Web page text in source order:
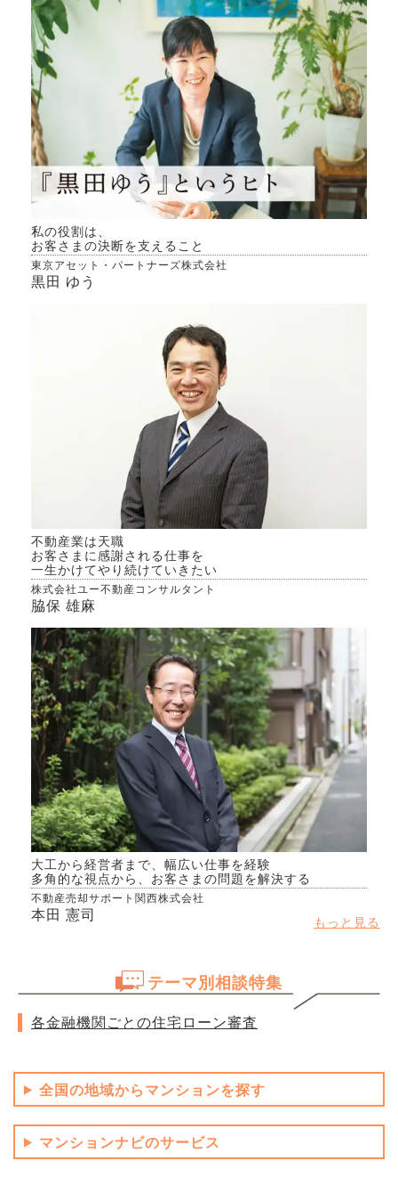
り維
です
件の
かな
現在
賃貸
賃料
の協
私の役割は、
お客さまの決断を支えること
東京アセット・パートナーズ株式会社
黒田 ゆう
不動産業は天職
お客さまに感謝される仕事を
一生かけてやり続けていきたい
株式会社ユー不動産コンサルタント
脇保 雄麻
大工から経営者まで、幅広い仕事を経験
多角的な視点から、お客さまの問題を解決する
不動産売却サポート関西株式会社
本田 憲司 もっと見る
テーマ別相談特集
各金融機関ごとの住宅ローン審査
全国の地域からマンションを探す
マンションナビのサービス